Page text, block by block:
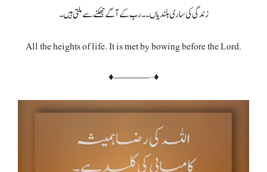
زندگی کی ساری بلندیاں۔۔ رب کے آگے جھکنے سے ملتی ہیں۔
All the heights of life. It is met by bowing before the Lord.
♦—————–♦